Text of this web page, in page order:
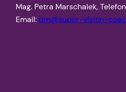
Mag. Petra Marschalek,
Email: pm@super-vision-